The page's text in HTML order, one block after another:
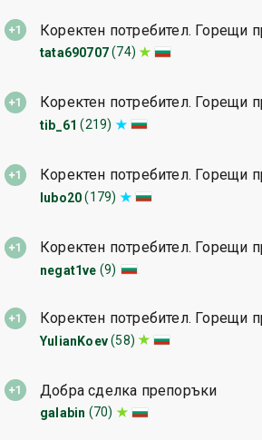
Коректен потребител. Горещи
tata690707 (74)
Коректен потребител. Горещи
tib_61 (219)
Коректен потребител. Горещи
lubo20 (179)
Коректен потребител. Горещи
negat1ve (9)
Коректен потребител. Горещи
YulianKoev (58)
Добра сделка препоръки
galabin (70)